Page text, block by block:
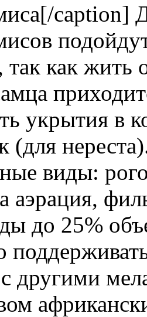
caption]
так как жить
укрытия в
(для
виды:
аэрация,
до 25%
другими